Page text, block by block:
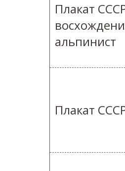
Плакат
альпинист
Плакат